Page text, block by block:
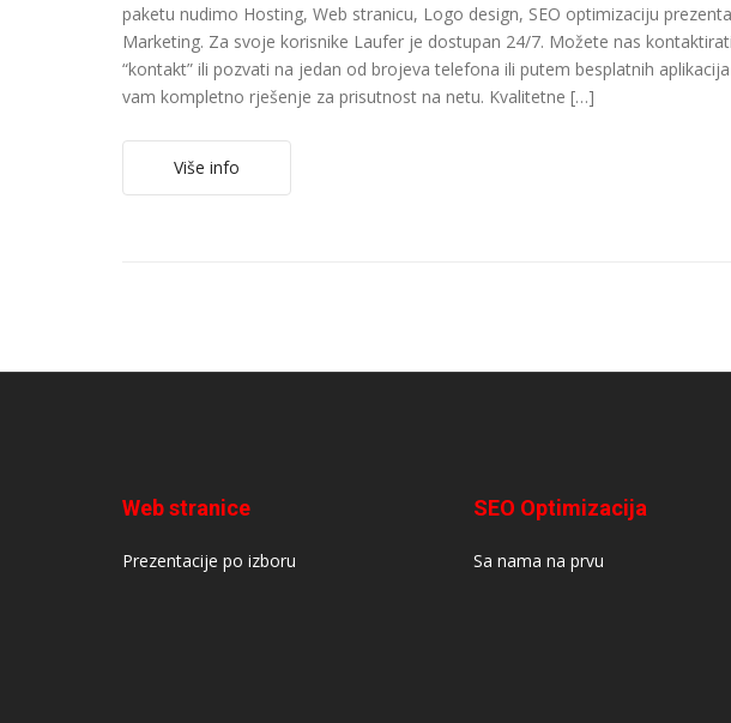
paketu nudimo Hosting, Web stranicu, Logo design, SEO optimizaciju
Marketing. Za svoje korisnike Laufer je dostupan 24/7. Možete nas
“kontakt” ili pozvati na jedan od brojeva telefona ili putem besplatnih
vam kompletno rješenje za prisutnost na netu. Kvalitetne […]
Više info
Web stranice
Prezentacije po izboru
SEO Optimizacija
Sa nama na prvu